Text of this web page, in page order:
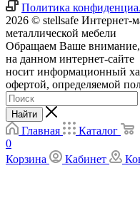
Политика
2026 © stellsafe Интернет-
металлической мебели
Обращаем Ваше внимание,
на данном интернет-сайте
носит информационный
офертой, определяемой
Найти
Главная
Каталог
0
Корзина
Кабинет